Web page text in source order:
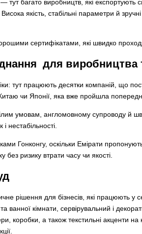
багато виробництв, які експортують
Висока якість, стабільні параметри й
сертифікатами, які швидко
для виробництва
тут працюють десятки компаній, що
чи Японії, яка вже пройшла
умовам, англомовному супроводу й
нестабільності.
Гонконгу, оскільки Емірати
ризику втрати часу чи якості.
для бізнесів, які працюють у
ванної кімнати, сервірувальний і
коробки, а також текстильні акценти